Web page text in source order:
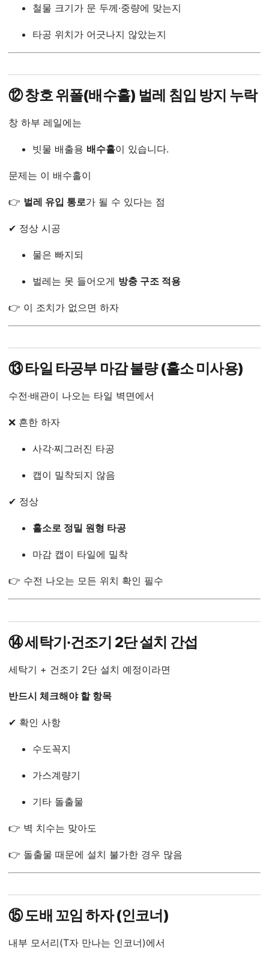
철물 크기가 문 두께·중량에 맞는지
타공 위치가 어긋나지 않았는지
⑫ 창호 위폴(배수홀) 벌레 침입 방지 누락
창 하부 레일에는
빗물 배출용 배수홀이 있습니다.
문제는 이 배수홀이
👉 벌레 유입 통로가 될 수 있다는 점
✔ 정상 시공
물은 빠지되
벌레는 못 들어오게 방충 구조 적용
👉 이 조치가 없으면 하자
⑬ 타일 타공부 마감 불량 (홀소 미사용)
수전·배관이 나오는 타일 벽면에서
❌ 흔한 하자
사각·찌그러진 타공
캡이 밀착되지 않음
✔ 정상
홀소로 정밀 원형 타공
마감 캡이 타일에 밀착
👉 수전 나오는 모든 위치 확인 필수
⑭ 세탁기·건조기 2단 설치 간섭
세탁기 + 건조기 2단 설치 예정이라면
반드시 체크해야 할 항목
✔ 확인 사항
수도꼭지
가스계량기
기타 돌출물
👉 벽 치수는 맞아도
👉 돌출물 때문에 설치 불가한 경우 많음
⑮ 도배 꼬임 하자 (인코너)
내부 모서리(T자 만나는 인코너)에서